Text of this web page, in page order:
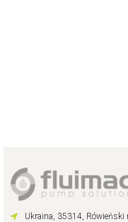
Ukraina, 35314, Rówieński